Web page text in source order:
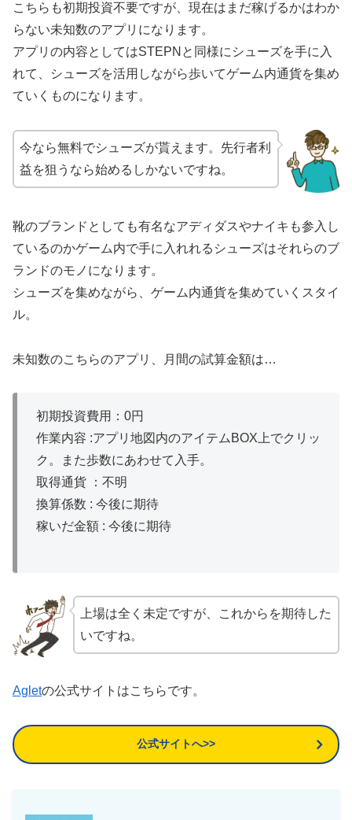
こちらも初期投資不要ですが、現在はまだ稼げるかはわか
らない未知数のアプリになります。
アプリの内容としてはSTEPNと同様にシューズを手に入
れて、シューズを活用しながら歩いてゲーム内通貨を集め
ていくものになります。
今なら無料でシューズが貰えます。先行者利
益を狙うなら始めるしかないですね。
靴のブランドとしても有名なアディダスやナイキも参入し
ているのかゲーム内で手に入れれるシューズはそれらのブ
ランドのモノになります。
シューズを集めながら、ゲーム内通貨を集めていくスタイ
ル。
未知数のこちらのアプリ、月間の試算金額は…
初期投資費用：0円
作業内容 :アプリ地図内のアイテムBOX上でクリッ
ク。また歩数にあわせて入手。
取得通貨 ：不明
換算係数 : 今後に期待
稼いだ金額 : 今後に期待
上場は全く未定ですが、これからを期待した
いですね。
Agletの公式サイトはこちらです。
公式サイトへ>>